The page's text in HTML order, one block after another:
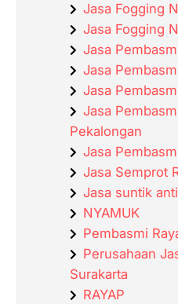
Jasa Fogging
Jasa Fogging
Jasa
Jasa
Jasa
Jasa
Pekalongan
Jasa
Jasa Semprot
Jasa suntik
NYAMUK
Pembasmi
Perusahaan
Surakarta
RAYAP